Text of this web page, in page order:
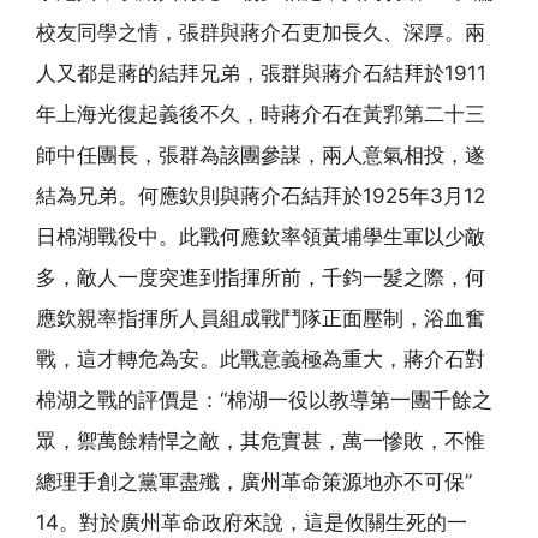
校友同學之情，張群與蔣介石更加長久、深厚。兩
人又都是蔣的結拜兄弟，張群與蔣介石結拜於1911
年上海光復起義後不久，時蔣介石在黃郛第二十三
師中任團長，張群為該團參謀，兩人意氣相投，遂
結為兄弟。何應欽則與蔣介石結拜於1925年3月12
日棉湖戰役中。此戰何應欽率領黃埔學生軍以少敵
多，敵人一度突進到指揮所前，千鈞一髮之際，何
應欽親率指揮所人員組成戰鬥隊正面壓制，浴血奮
戰，這才轉危為安。此戰意義極為重大，蔣介石對
棉湖之戰的評價是：“棉湖一役以教導第一團千餘之
眾，禦萬餘精悍之敵，其危實甚，萬一慘敗，不惟
總理手創之黨軍盡殲，廣州革命策源地亦不可保”
14。對於廣州革命政府來說，這是攸關生死的一